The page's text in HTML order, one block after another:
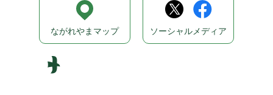
ながれやまマップ ソーシャルメディア